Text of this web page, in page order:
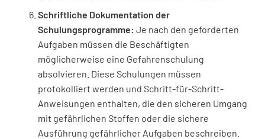
Schriftliche Dokumentation der
Schulungsprogramme: Je nach den geforderten
Aufgaben müssen die Beschäftigten
möglicherweise eine Gefahrenschulung
absolvieren. Diese Schulungen müssen
protokolliert werden und Schritt-für-Schritt-
Anweisungen enthalten, die den sicheren Umgang
mit gefährlichen Stoffen oder die sichere
Ausführung gefährlicher Aufgaben beschreiben.